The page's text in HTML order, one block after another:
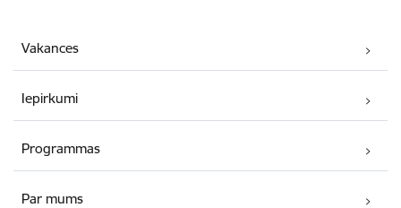
Vakances
Iepirkumi
Programmas
Par mums